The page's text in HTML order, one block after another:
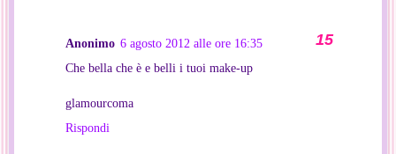
Anonimo 6 agosto 2012 alle ore 16:35
Che bella che è e belli i tuoi make-up
glamourcoma
Rispondi